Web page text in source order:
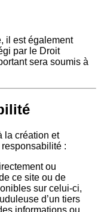
il est également
par le Droit
sera soumis à
la création et
responsabilité :
ou
ce site ou de
sur celui-ci,
d’un tiers
informations ou